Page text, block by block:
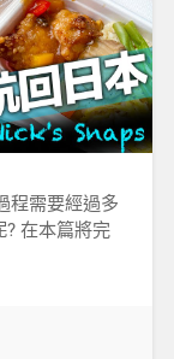
程需要經過多
? 在本篇將完